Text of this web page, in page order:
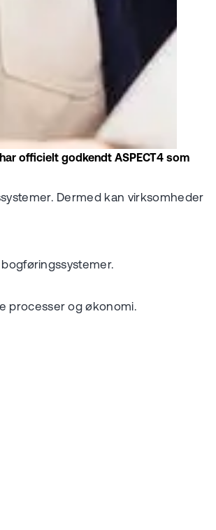
officielt godkendt ASPECT4 som
Dermed kan virksomheder
processer og økonomi.